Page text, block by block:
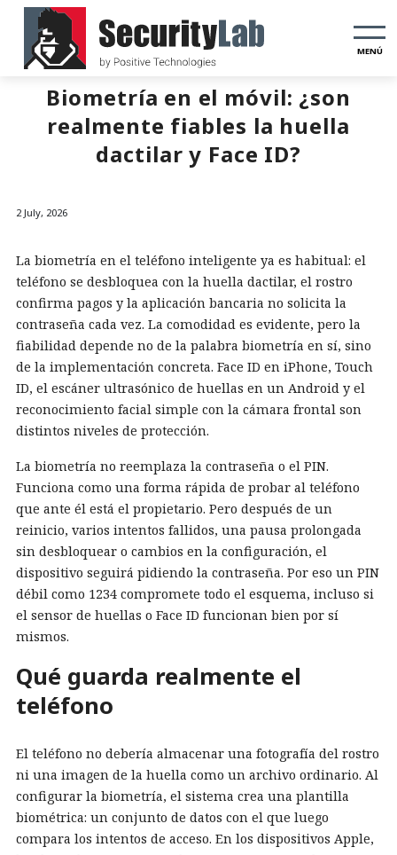
MENÚ
Biometría en el móvil: ¿son
realmente fiables la huella
dactilar y Face ID?
2 July, 2026
La biometría en el teléfono inteligente ya es habitual: el
teléfono se desbloquea con la huella dactilar, el rostro
confirma pagos y la aplicación bancaria no solicita la
contraseña cada vez. La comodidad es evidente, pero la
fiabilidad depende no de la palabra biometría en sí, sino
de la implementación concreta. Face ID en iPhone, Touch
ID, el escáner ultrasónico de huellas en un Android y el
reconocimiento facial simple con la cámara frontal son
distintos niveles de protección.
La biometría no reemplaza la contraseña o el PIN.
Funciona como una forma rápida de probar al teléfono
que ante él está el propietario. Pero después de un
reinicio, varios intentos fallidos, una pausa prolongada
sin desbloquear o cambios en la configuración, el
dispositivo seguirá pidiendo la contraseña. Por eso un PIN
débil como 1234 compromete todo el esquema, incluso si
el sensor de huellas o Face ID funcionan bien por sí
mismos.
Qué guarda realmente el
teléfono
El teléfono no debería almacenar una fotografía del rostro
ni una imagen de la huella como un archivo ordinario. Al
configurar la biometría, el sistema crea una plantilla
biométrica: un conjunto de datos con el que luego
compara los intentos de acceso. En los dispositivos Apple,